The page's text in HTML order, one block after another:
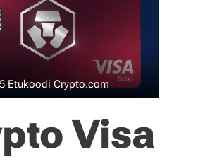
Etukoodi Crypto.com
Visa